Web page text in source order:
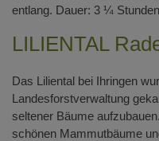
entlang. Dauer: 3 ¼
LILIENTAL
Das Liliental bei Ihringen
Landesforstverwaltung
seltener Bäume
schönen Mammutbäume